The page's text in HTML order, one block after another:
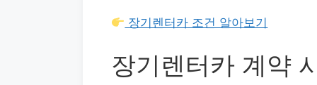
장기렌터카 조건 알아보기
장기렌터카 계약